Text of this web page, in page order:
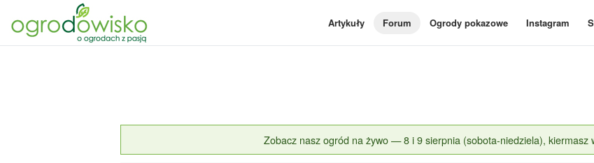
Artykuły Forum Ogrody pokazowe Instagram
Zobacz nasz ogród na żywo — 8 i 9 sierpnia (sobota-niedziela), kiermasz